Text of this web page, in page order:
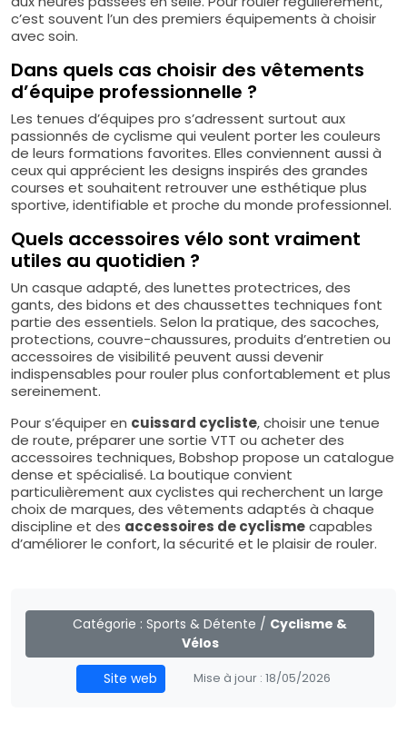
c’est souvent l’un des premiers équipements à choisir
avec soin.
Dans quels cas choisir des vêtements
d’équipe professionnelle ?
Les tenues d’équipes pro s’adressent surtout aux
passionnés de cyclisme qui veulent porter les couleurs
de leurs formations favorites. Elles conviennent aussi à
ceux qui apprécient les designs inspirés des grandes
courses et souhaitent retrouver une esthétique plus
sportive, identifiable et proche du monde professionnel.
Quels accessoires vélo sont vraiment
utiles au quotidien ?
Un casque adapté, des lunettes protectrices, des
gants, des bidons et des chaussettes techniques font
partie des essentiels. Selon la pratique, des sacoches,
protections, couvre-chaussures, produits d’entretien ou
accessoires de visibilité peuvent aussi devenir
indispensables pour rouler plus confortablement et plus
sereinement.
Pour s’équiper en cuissard cycliste, choisir une tenue
de route, préparer une sortie VTT ou acheter des
accessoires techniques, Bobshop propose un catalogue
dense et spécialisé. La boutique convient
particulièrement aux cyclistes qui recherchent un large
choix de marques, des vêtements adaptés à chaque
discipline et des accessoires de cyclismecapables
d’améliorer le confort, la sécurité et le plaisir de rouler.
Catégorie : Sports & Détente / Cyclisme &
Vélos
Site web
Mise à jour :18/05/2026